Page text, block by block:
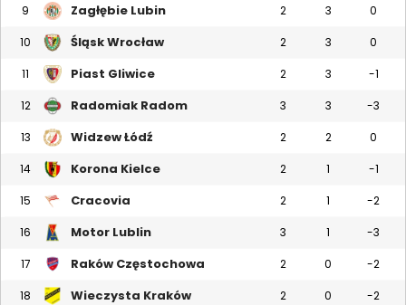
9 Zagłębie Lubin 2 3 0
10 Śląsk Wrocław 2 3 0
11 Piast Gliwice 2 3 -1
12 Radomiak Radom 3 3 -3
13 Widzew Łódź 2 2 0
14 Korona Kielce 2 1 -1
15 Cracovia 2 1 -2
16 Motor Lublin 3 1 -3
17 Raków Częstochowa 2 0 -2
18 Wieczysta Kraków 2 0 -2